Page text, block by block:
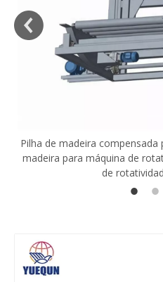
Pilha de madeira
madeira para máquina de
de